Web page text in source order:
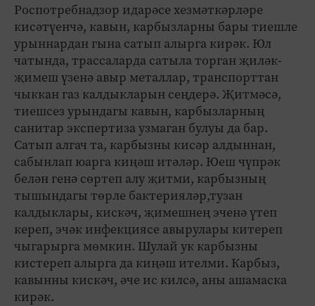
Роспотребнадзор идарәсе хезмәткәрләре
кисәтүенчә, кавын, карбызларны бары тиешле
урыннардан гына сатып алырга кирәк. Юл
чатында, трассаларда сатыла торган җиләк-
җимеш үзенә авыр металлар, транспорттан
чыккан газ калдыкларын сеңдерә. Җитмәсә,
тиешсез урындагы кавын, карбызларның
санитар экспертиза узмаган булуы да бар.
Сатып алгач та, карбызны кисәр алдыннан,
сабынлап юарга киңәш итәләр. Юеш чүпрәк
белән генә сөртеп алу җитми, карбызның
тышындагы төрле бактерияләр,тузан
калдыклары, кискәч, җимешнең эченә үтеп
кереп, эчәк инфекциясе авырулары китереп
чыгарырга мөмкин. Шулай ук карбызны
кистереп алырга да киңәш ителми. Карбыз,
кавынны кискәч, әче ис килсә, аны ашамаска
кирәк.